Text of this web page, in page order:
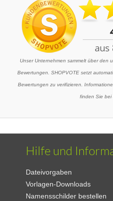
Unser Unternehmen sammelt über den
Bewertungen. SHOPVOTE setzt
Bewertungen zu verifizieren.
finden Sie bei
Hilfe und
Dateivorgaben
Vorlagen-Downloads
Namensschilder bestellen